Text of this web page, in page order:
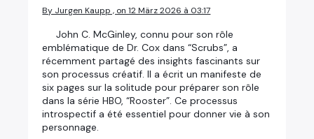
By Jurgen Kaupp , on 12 März 2026 à 03:17
John C. McGinley, connu pour son rôle
emblématique de Dr. Cox dans “Scrubs”, a
récemment partagé des insights fascinants sur
son processus créatif. Il a écrit un manifeste de
six pages sur la solitude pour préparer son rôle
dans la série HBO, “Rooster”. Ce processus
introspectif a été essentiel pour donner vie à son
personnage.